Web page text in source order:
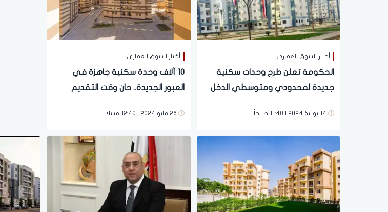
أخبار السوق العقاري
الحكومة تعلن طرح وحدات سكنية
جديدة لمحدودي ومتوسطي الدخل
14 يونية 2024 | 11:48 صباحاً
أخبار السوق العقاري
10 آلاف وحدة سكنية جاهزة في
العبور الجديدة.. حان وقت التقديم
26 مايو 2024 | 12:40 مساءً